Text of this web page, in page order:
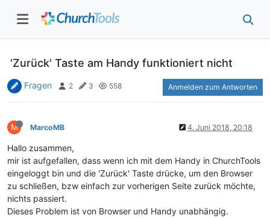
'Zurück' Taste am Handy funktioniert nicht
Fragen 2 3 558 Anmelden zum Antworten
M MarcoMB 4. Juni 2018, 20:18
Hallo zusammen,
mir ist aufgefallen, dass wenn ich mit dem Handy in ChurchTools
eingeloggt bin und die 'Zurück' Taste drücke, um den Browser
zu schließen, bzw einfach zur vorherigen Seite zurück möchte,
nichts passiert.
Dieses Problem ist von Browser und Handy unabhängig.